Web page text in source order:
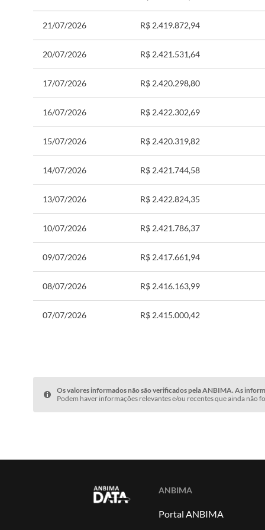
21/07/2026 R$ 2.419.872,94
20/07/2026 R$ 2.421.531,64
17/07/2026 R$ 2.420.298,80
16/07/2026 R$ 2.422.302,69
15/07/2026 R$ 2.420.319,82
14/07/2026 R$ 2.421.744,58
13/07/2026 R$ 2.422.824,35
10/07/2026 R$ 2.421.786,37
09/07/2026 R$ 2.417.661,94
08/07/2026 R$ 2.416.163,99
07/07/2026 R$ 2.415.000,42
Os valores informados não são verificados pela ANBIMA. As
Podem haver informações relevantes e/ou recentes que ainda não
ANBIMA
Portal ANBIMA